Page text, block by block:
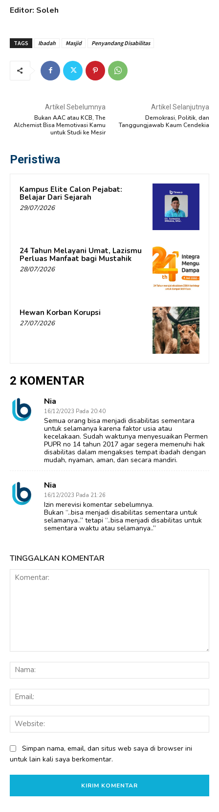
Editor: Soleh
TAGS Ibadah Masjid Penyandang Disabilitas
Artikel Sebelumnya
Bukan AAC atau KCB, The
Alchemist Bisa Memotivasi Kamu
untuk Studi ke Mesir
Artikel Selanjutnya
Demokrasi, Politik, dan
Tanggungjawab Kaum Cendekia
Peristiwa
Kampus Elite Calon Pejabat:
Belajar Dari Sejarah
29/07/2026
24 Tahun Melayani Umat, Lazismu
Perluas Manfaat bagi Mustahik
28/07/2026
Hewan Korban Korupsi
27/07/2026
2 KOMENTAR
Nia
16/12/2023 Pada 20:40
Semua orang bisa menjadi disabilitas sementara
untuk selamanya karena faktor usia atau
kecelakaan. Sudah waktunya menyesuaikan Permen
PUPR no 14 tahun 2017 agar segera memenuhi hak
disabilitas dalam mengakses tempat ibadah dengan
mudah, nyaman, aman, dan secara mandiri.
Nia
16/12/2023 Pada 21:26
Izin merevisi komentar sebelumnya.
Bukan “..bisa menjadi disabilitas sementara untuk
selamanya..” tetapi “..bisa menjadi disabilitas untuk
sementara waktu atau selamanya..”
TINGGALKAN KOMENTAR
Simpan nama, email, dan situs web saya di browser ini
untuk lain kali saya berkomentar.